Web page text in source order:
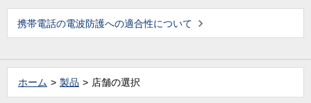
携帯電話の電波防護への適合性について
ホーム 製品 店舗の選択